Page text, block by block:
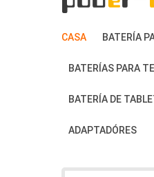
CASA BATERÍA
BATERÍAS PARA
BATERÍA DE
ADAPTADÓRES